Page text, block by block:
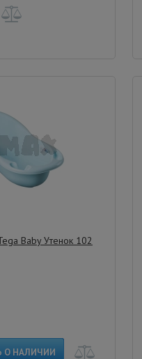
Baby Утенок 102
О НАЛИЧИИ